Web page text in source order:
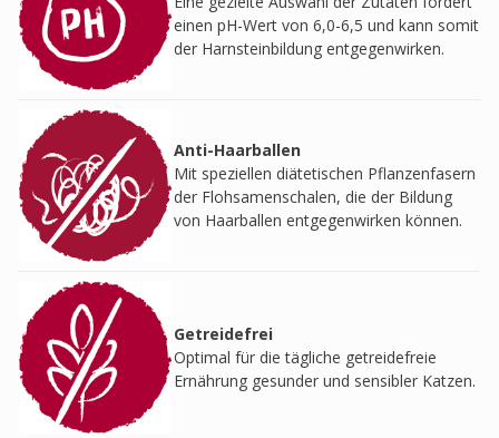
einen pH-Wert von 6,0-6,5 und kann somit
der Harnsteinbildung entgegenwirken.
Anti-Haarballen
Mit speziellen diätetischen Pflanzenfasern
der Flohsamenschalen, die der Bildung
von Haarballen entgegenwirken können.
Getreidefrei
Optimal für die tägliche getreidefreie
Ernährung gesunder und sensibler Katzen.